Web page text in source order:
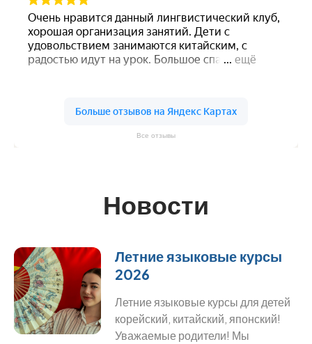
Все отзывы
Новости
Летние языковые курсы
2026
Летние языковые курсы для детей
корейский, китайский, японский!
Уважаемые родители! Мы